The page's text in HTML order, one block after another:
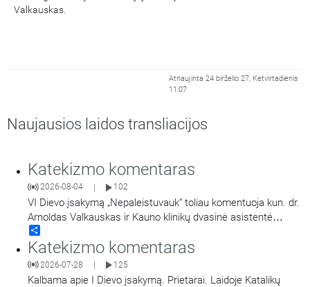
Valkauskas.
Atnaujinta 24 birželio 27, Ketvirtadienis
11:07
Naujausios laidos transliacijos
Katekizmo komentaras
2026-08-04 102
VI Dievo įsakymą „Nepaleistuvauk“ toliau komentuoja kun. dr.
Arnoldas Valkauskas ir Kauno klinikų dvasinė asistentė
Svetlana Adler-Mikulėnienė. Laidoje kalbama apie
skaistumą šeimoje ir visuomenėje.
Katekizmo komentaras
2026-07-28 125
Kalbama apie I Dievo įsakymą. Prietarai. Laidoje Katalikų